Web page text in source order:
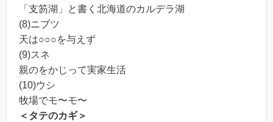
「支笏湖」と書く北海道のカルデラ湖
(8)ニブツ
天は○○○を与えず
(9)スネ
親のをかじって実家生活
(10)ウシ
牧場でモ〜モ〜
＜タテのカギ＞